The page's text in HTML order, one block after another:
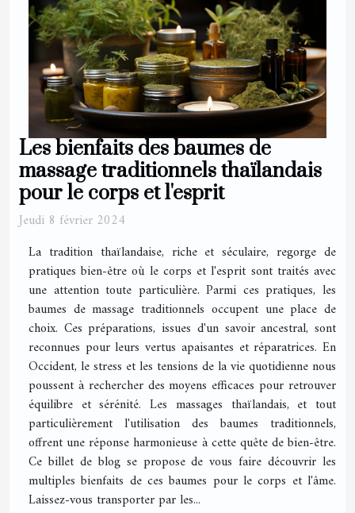
Les bienfaits des baumes de
massage traditionnels thaïlandais
pour le corps et l'esprit
Jeudi 8 février 2024
La tradition thaïlandaise, riche et séculaire, regorge de
pratiques bien-être où le corps et l'esprit sont traités avec
une attention toute particulière. Parmi ces pratiques, les
baumes de massage traditionnels occupent une place de
choix. Ces préparations, issues d'un savoir ancestral, sont
reconnues pour leurs vertus apaisantes et réparatrices. En
Occident, le stress et les tensions de la vie quotidienne nous
poussent à rechercher des moyens efficaces pour retrouver
équilibre et sérénité. Les massages thaïlandais, et tout
particulièrement l'utilisation des baumes traditionnels,
offrent une réponse harmonieuse à cette quête de bien-être.
Ce billet de blog se propose de vous faire découvrir les
multiples bienfaits de ces baumes pour le corps et l'âme.
Laissez-vous transporter par les...